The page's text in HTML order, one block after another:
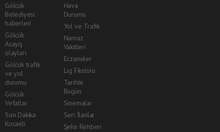
Gölcük
Belediyesi
haberleri
Gölcük
Asayiş
olayları
Gölcük trafik
ve yol
durumu
Gölcük
Vefatlar
Son Dakika
Kocaeli
Hava
Durumu
Yol ve Trafik
Namaz
Vakitleri
Eczaneler
Lig Fikstürü
Tarihte
Bugün
Sinemalar
Seri İlanlar
Şehir Rehberi